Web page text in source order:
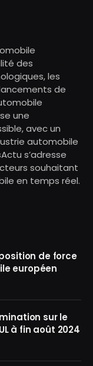
des
les
de
une
avec un
automobile
s’adresse
souhaitant
en temps réel.
de force
européen
sur le
à fin août 2024